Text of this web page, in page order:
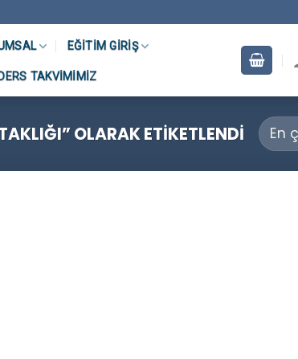
EĞITIM GIRIŞ
TAKVIMIMIZ
OLARAK ETIKETLENDI